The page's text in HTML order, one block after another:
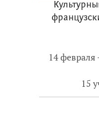
14 февраля
15